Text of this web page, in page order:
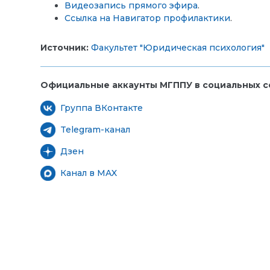
Видеозапись прямого эфира.
Ссылка на Навигатор профилактики.
Источник: Факультет "Юридическая психология"
Официальные аккаунты МГППУ в социальных
Группа ВКонтакте
Telegram-канал
Дзен
Канал в MAX